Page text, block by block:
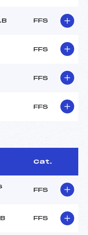
FFS
FFS
FFS
FFS
Cat.
FFS
FFS